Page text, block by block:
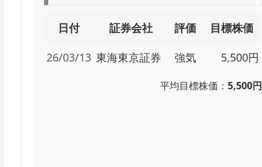
日付 証券会社 評価 目標株価
26/03/13 東海東京証券 強気 5,500円
平均目標株価： 5,500円